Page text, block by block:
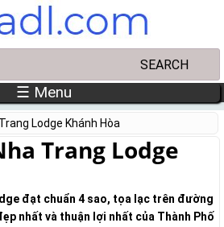
☰ Menu
Lodge Khánh Hòa
Trang Lodge
đạt chuẩn 4 sao, tọa lạc trên đường
nhất và thuận lợi nhất của Thành Phố